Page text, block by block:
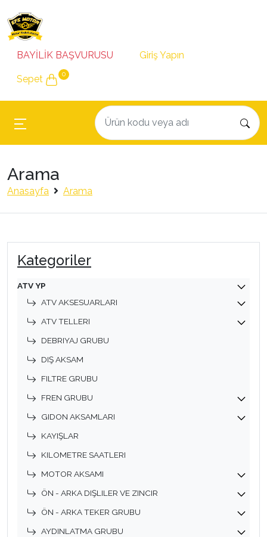
BAYİLİK BAŞVURUSU Giriş Yapın
Sepet 0
Arama
Anasayfa Arama
Kategoriler
ATV YP
ATV AKSESUARLARI
ATV TELLERI
DEBRIYAJ GRUBU
DIŞ AKSAM
FILTRE GRUBU
FREN GRUBU
GIDON AKSAMLARI
KAYIŞLAR
KILOMETRE SAATLERI
MOTOR AKSAMI
ÖN - ARKA DIŞLILER VE ZINCIR
ÖN - ARKA TEKER GRUBU
AYDINLATMA GRUBU